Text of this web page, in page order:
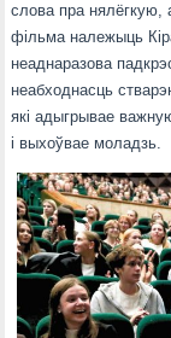
слова пра нялёгкую,
фільма належыць
неаднаразова
неабходнасць
які адыгрывае
і выхоўвае моладзь.